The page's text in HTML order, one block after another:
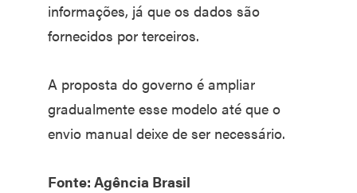
informações, já que os dados são
fornecidos por terceiros.
A proposta do governo é ampliar
gradualmente esse modelo até que o
envio manual deixe de ser necessário.
Fonte: Agência Brasil